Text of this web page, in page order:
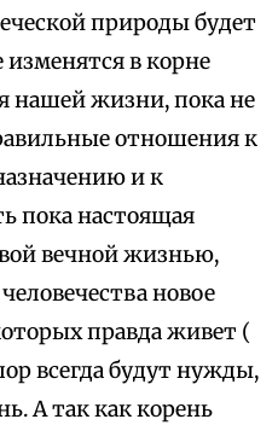
природы будет
в корне
нашей жизни, пока не
отношения к
и к
пока настоящая
вечной жизнью,
новое
правда живет (
всегда будут нужды,
А так как корень